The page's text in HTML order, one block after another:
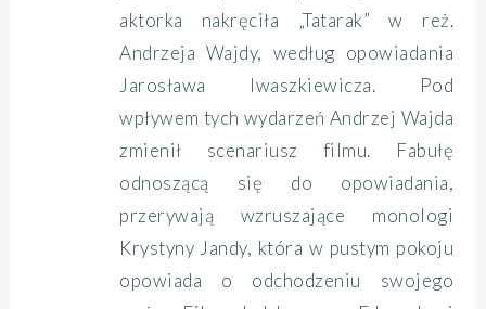
aktorka nakręciła „Tatarak” w reż.
Andrzeja Wajdy, według opowiadania
Jarosława Iwaszkiewicza. Pod
wpływem tych wydarzeń Andrzej Wajda
zmienił scenariusz filmu. Fabułę
odnoszącą się do opowiadania,
przerywają wzruszające monologi
Krystyny Jandy, która w pustym pokoju
opowiada o odchodzeniu swojego